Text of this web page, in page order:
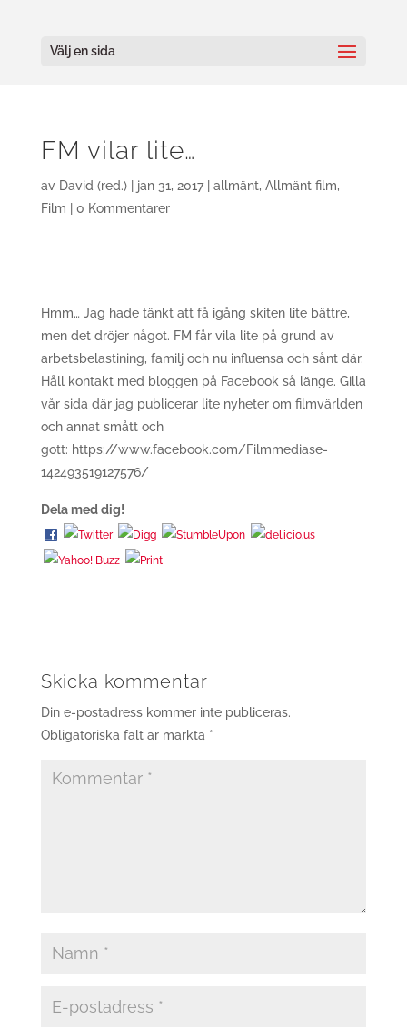
Välj en sida
FM vilar lite…
av David (red.)| jan 31, 2017| allmänt, Allmänt film,
Film
0 Kommentarer
Hmm… Jag hade tänkt att få igång skiten lite bättre,
men det dröjer något. FM får vila lite på grund av
arbetsbelastining, familj och nu influensa och sånt där.
Håll kontakt med bloggen på Facebook så länge. Gilla
vår sida där jag publicerar lite nyheter om filmvärlden
och annat smått och
gott: https://www.facebook.com/Filmmediase-
142493519127576/
Dela med dig!
Skicka kommentar
Din e-postadress kommer inte publiceras.
Obligatoriska fält är märkta *